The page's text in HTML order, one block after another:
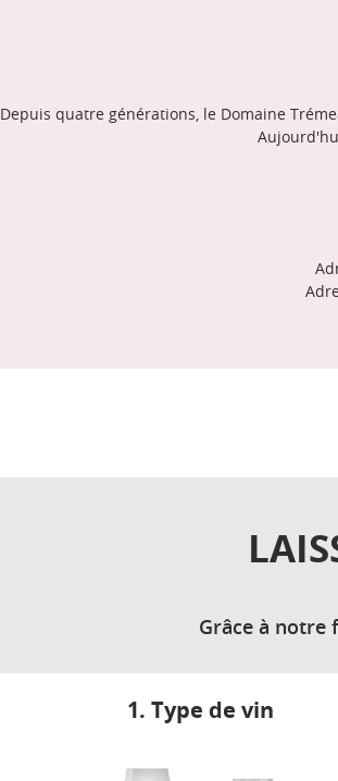
Depuis quatre générations, le Domaine
Grâce à notre
1. Type de vin